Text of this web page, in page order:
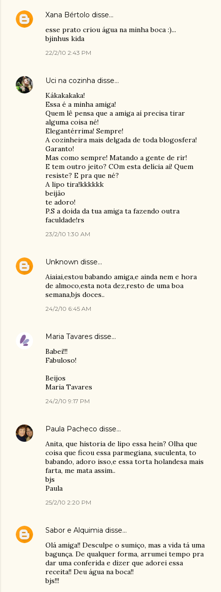
Xana Bértolo disse…
esse prato criou água na minha boca :)...
bjinhus kida
22/2/10 2:43 PM
Uci na cozinha disse…
Kákakakaka!
Essa é a minha amiga!
Quem lê pensa que a amiga aí precisa tirar
alguma coisa né!
Elegantérrima! Sempre!
A cozinheira mais delgada de toda blogosfera!
Garanto!
Mas como sempre! Matando a gente de rir!
E tem outro jeito? COm esta delícia aí! Quem
resiste? E pra que né?
A lipo tira!kkkkkk
beijão
te adoro!
P.S a doida da tua amiga ta fazendo outra
faculdade!rs
23/2/10 1:30 AM
Unknown disse…
Aiaiai,estou babando amiga,e ainda nem e hora
de almoco,esta nota dez,resto de uma boa
semana,bjs doces..
24/2/10 6:45 AM
Maria Tavares disse…
Babei!!!
Fabuloso!
Beijos
Maria Tavares
24/2/10 9:17 PM
Paula Pacheco disse…
Anita, que historia de lipo essa hein? Olha que
coisa que ficou essa parmegiana, suculenta, to
babando, adoro isso,e essa torta holandesa mais
farta, me mata assim..
bjs
Paula
25/2/10 2:20 PM
Sabor e Alquimia disse…
Olá amiga!! Desculpe o sumiço, mas a vida tá uma
bagunça. De qualquer forma, arrumei tempo pra
dar uma conferida e dizer que adorei essa
receita!! Deu água na boca!!
bjs!!!